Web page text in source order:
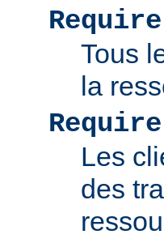
Tous
la
Les
des